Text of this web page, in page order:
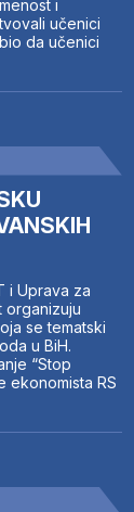
i
učenici
da učenici
i Uprava za
organizuju
se tematski
u BiH.
“Stop
ekonomista RS